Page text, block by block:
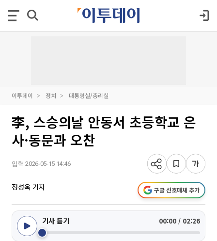
이투데이 정치 대통령실/총리실
李, 스승의날 안동서 초등학교 은
사·동문과 오찬
입력 2026-05-15 14:46
정성욱 기자 구글 선호매체 추가
기사 듣기 00:00 / 02:26